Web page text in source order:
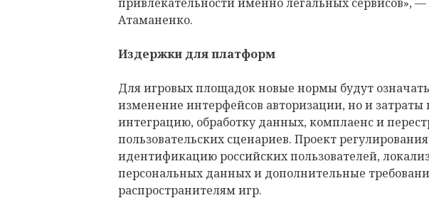
Атаманенко.
Издержки для платформ
Для игровых площадок новые нормы будут
изменение интерфейсов авторизации, но и затраты
интеграцию, обработку данных, комплаенс и
пользовательских сценариев. Проект
идентификацию российских пользователей,
персональных данных и дополнительные
распространителям игр.